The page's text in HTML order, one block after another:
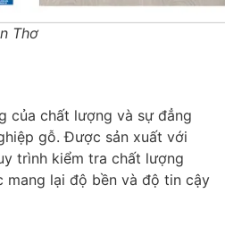
Thơ
của chất lượng và sự đẳng
gỗ. Được sản xuất với
trình kiểm tra chất lượng
mang lại độ bền và độ tin cậy